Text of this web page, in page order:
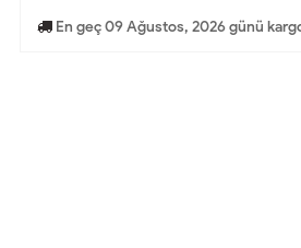
En geç 09 Ağustos, 2026 günü